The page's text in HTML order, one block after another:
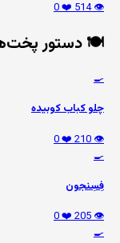
👁️ 514
❤️ 0
🍽️ دستور
🍳
چلو کباب کوبیده
👁️ 210
❤️ 0
🍳
فِسِنجون
👁️ 205
❤️ 0
🍳